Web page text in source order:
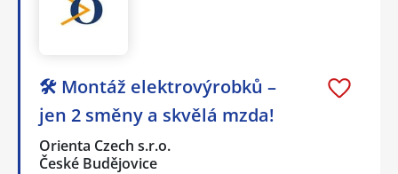
🛠️ Montáž elektrovýrobků –
jen 2 směny a skvělá mzda!
Orienta Czech s.r.o.
České Budějovice